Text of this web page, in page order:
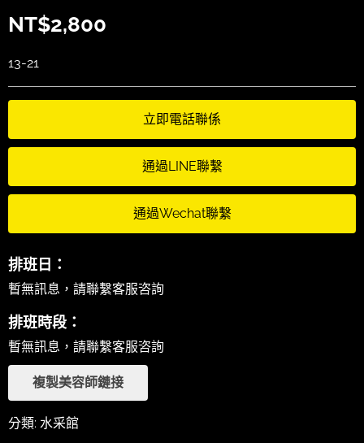
NT$2,800
13-21
立即電話聯係
通過LINE聯繫
通過Wechat聯繫
排班日：
暫無訊息，請聯繫客服咨詢
排班時段：
暫無訊息，請聯繫客服咨詢
複製美容師鏈接
分類: 水采館